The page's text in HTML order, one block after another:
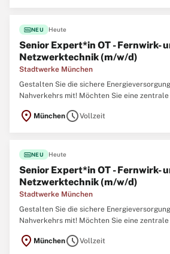
fiber_newNEU Heute
Senior Expert*in OT - Fernwirk-
Netzwerktechnik (m/w/d)
Stadtwerke München
Gestalten Sie die sichere
Nahverkehrs mit! Möchten Sie eine
übernehmen? Dann werden Sie Teil unseres
location_on MünchenscheduleVollzeit
fiber_newNEU Heute
Senior Expert*in OT - Fernwirk-
Netzwerktechnik (m/w/d)
Stadtwerke München
Gestalten Sie die sichere
Nahverkehrs mit! Möchten Sie eine
übernehmen? Dann werden Sie Teil unseres
location_on MünchenscheduleVollzeit